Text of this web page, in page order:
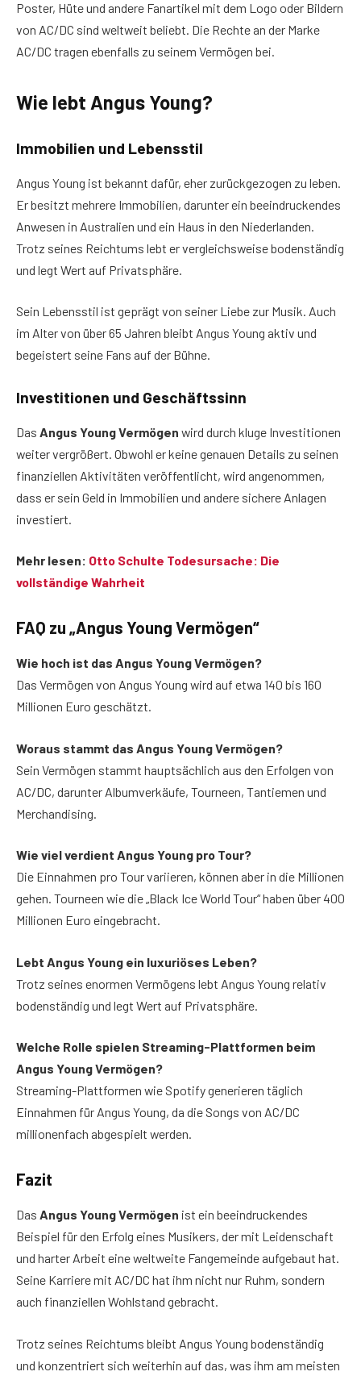
Poster, Hüte und andere Fanartikel mit dem Logo oder Bildern
von AC/DC sind weltweit beliebt. Die Rechte an der Marke
AC/DC tragen ebenfalls zu seinem Vermögen bei.
Wie lebt Angus Young?
Immobilien und Lebensstil
Angus Young ist bekannt dafür, eher zurückgezogen zu leben.
Er besitzt mehrere Immobilien, darunter ein beeindruckendes
Anwesen in Australien und ein Haus in den Niederlanden.
Trotz seines Reichtums lebt er vergleichsweise bodenständig
und legt Wert auf Privatsphäre.
Sein Lebensstil ist geprägt von seiner Liebe zur Musik. Auch
im Alter von über 65 Jahren bleibt Angus Young aktiv und
begeistert seine Fans auf der Bühne.
Investitionen und Geschäftssinn
Das Angus Young Vermögen wird durch kluge Investitionen
weiter vergrößert. Obwohl er keine genauen Details zu seinen
finanziellen Aktivitäten veröffentlicht, wird angenommen,
dass er sein Geld in Immobilien und andere sichere Anlagen
investiert.
Mehr lesen: Otto Schulte Todesursache: Die
vollständige Wahrheit
FAQ zu „Angus Young Vermögen“
Wie hoch ist das Angus Young Vermögen?
Das Vermögen von Angus Young wird auf etwa 140 bis 160
Millionen Euro geschätzt.
Woraus stammt das Angus Young Vermögen?
Sein Vermögen stammt hauptsächlich aus den Erfolgen von
AC/DC, darunter Albumverkäufe, Tourneen, Tantiemen und
Merchandising.
Wie viel verdient Angus Young pro Tour?
Die Einnahmen pro Tour variieren, können aber in die Millionen
gehen. Tourneen wie die „Black Ice World Tour“ haben über 400
Millionen Euro eingebracht.
Lebt Angus Young ein luxuriöses Leben?
Trotz seines enormen Vermögens lebt Angus Young relativ
bodenständig und legt Wert auf Privatsphäre.
Welche Rolle spielen Streaming-Plattformen beim
Angus Young Vermögen?
Streaming-Plattformen wie Spotify generieren täglich
Einnahmen für Angus Young, da die Songs von AC/DC
millionenfach abgespielt werden.
Fazit
Das Angus Young Vermögen ist ein beeindruckendes
Beispiel für den Erfolg eines Musikers, der mit Leidenschaft
und harter Arbeit eine weltweite Fangemeinde aufgebaut hat.
Seine Karriere mit AC/DC hat ihm nicht nur Ruhm, sondern
auch finanziellen Wohlstand gebracht.
Trotz seines Reichtums bleibt Angus Young bodenständig
und konzentriert sich weiterhin auf das, was ihm am meisten